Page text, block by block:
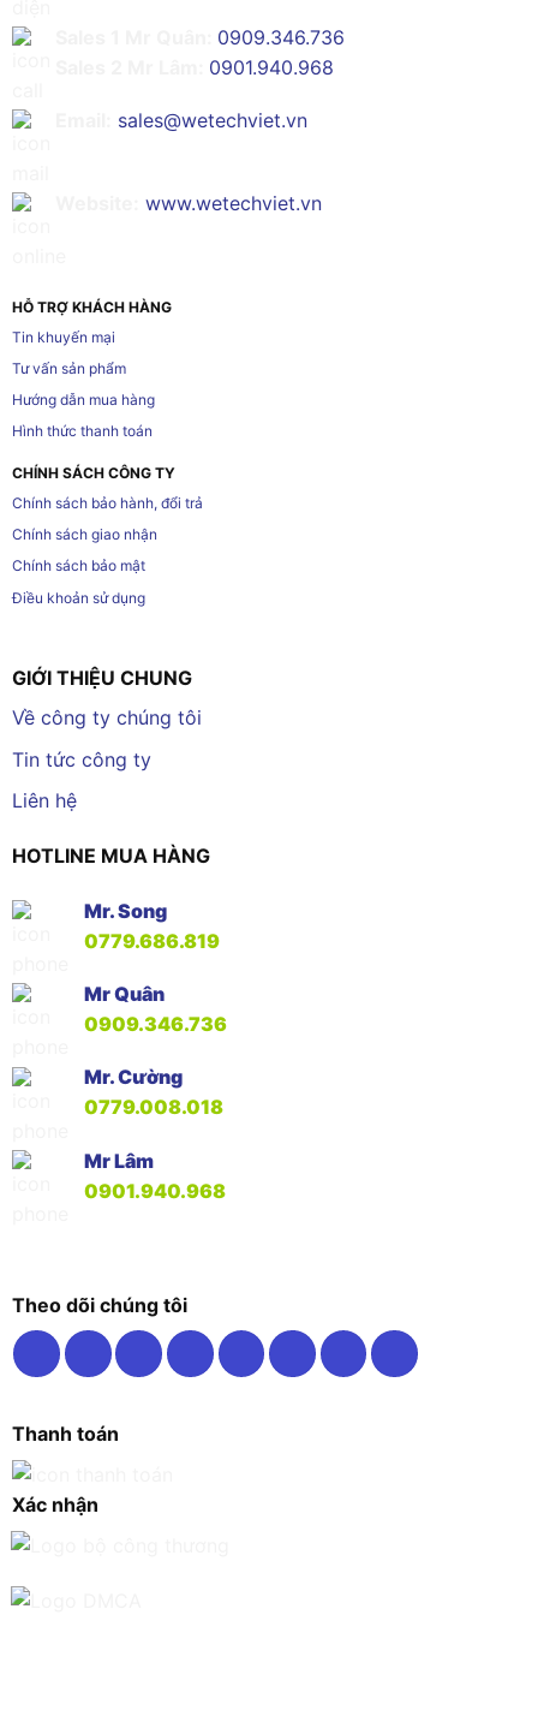
0909.346.736
0901.940.968
sales@wetechviet.vn
www.wetechviet.vn
HỖ TRỢ KHÁCH HÀNG
Tin khuyến mại
Tư vấn sản phẩm
Hướng dẫn mua hàng
Hình thức thanh toán
CHÍNH SÁCH CÔNG TY
Chính sách bảo hành, đổi trả
Chính sách giao nhận
Chính sách bảo mật
Điều khoản sử dụng
GIỚI THIỆU CHUNG
Về công ty chúng tôi
Tin tức công ty
Liên hệ
HOTLINE MUA HÀNG
Mr. Song
0779.686.819
Mr Quân
0909.346.736
Mr. Cường
0779.008.018
Mr Lâm
0901.940.968
Theo dõi chúng tôi
Thanh toán
Xác nhận